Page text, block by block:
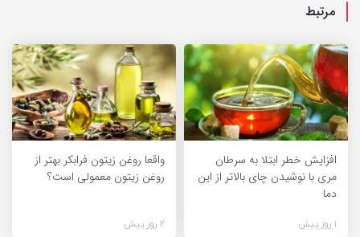
مرتبط
افزایش خطر ابتلا به سرطان
مری با نوشیدن چای بالاتر از این
دما
1 روز پیش
واقعا روغن زیتون فرابکر بهتر از
روغن زیتون معمولی است؟
2 روز پیش